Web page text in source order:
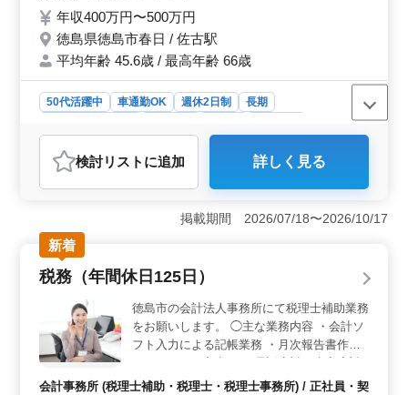
年収400万円〜500万円
徳島県徳島市春日 / 佐古駅
平均年齢 45.6歳 / 最高年齢 66歳
50代活躍中 車通勤OK 週休2日制
長期
会計事務所
おすすめポイント
＜経験を活かせる環境＞ この求人は、会計事務所での7
年以上の経験を有する方を積極的に募集しています。幅
広い税務会計業務に関わることができ、専門スキルを活
かしながら業務を行えます。 ＜ワークライフバラン
ス＞ 週休2日制であり、年間休日は120日以上と多めで
す。さらに残業は少なめであり、仕事と私生活のバラン
スを取りやすいです。忙しい業界でありながらも、個人
の時間を大切にできる環境が整っています。 ＜通勤
の利便性＞ 徳島市内のアクセスしやすい場所にオフィ
スが位置しており、無料駐車場の完備により車通勤が可
能です。通勤に関する負担が軽減され、より快適に職場
へアクセスできます。
検討リスト に追加 詳しく見る
掲載期間 2026/07/18〜2026/10/17
新着
税務（年間休日125日）
徳島市の会計法人事務所にて税理士補助業務
をお願いします。 ◯主な業務内容 ・会計ソ
フト入力による記帳業務 ・月次報告書作成
（資料受け取り等） ・顧問先巡回業務（会
会計事務所 (税理士補助・税理士・税理士事務所) / 正社員・契